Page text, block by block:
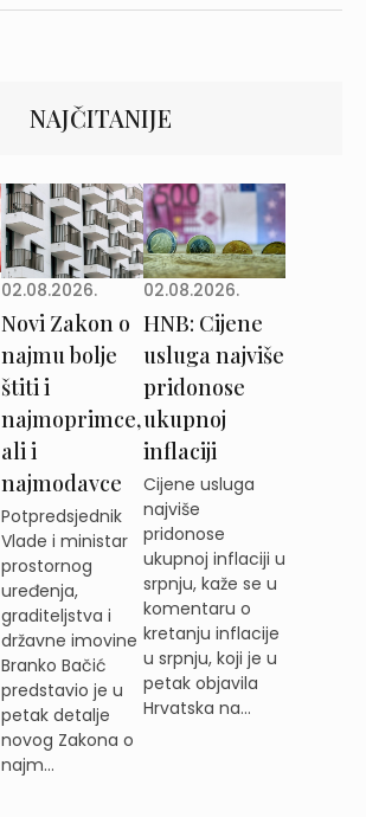
NAJČITANIJE
02.08.2026.
Novi Zakon o
najmu bolje
štiti i
najmoprimce,
ali i
najmodavce
Potpredsjednik
Vlade i ministar
prostornog
uređenja,
graditeljstva i
državne imovine
Branko Bačić
predstavio je u
petak detalje
novog Zakona o
najm...
02.08.2026.
HNB: Cijene
usluga najviše
pridonose
ukupnoj
inflaciji
Cijene usluga
najviše
pridonose
ukupnoj inflaciji u
srpnju, kaže se u
komentaru o
kretanju inflacije
u srpnju, koji je u
petak objavila
Hrvatska na...